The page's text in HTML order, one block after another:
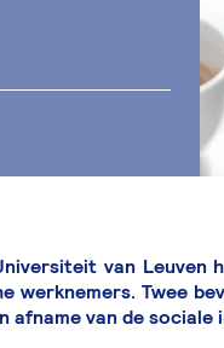
van Leuven
werknemers. Twee
afname van de